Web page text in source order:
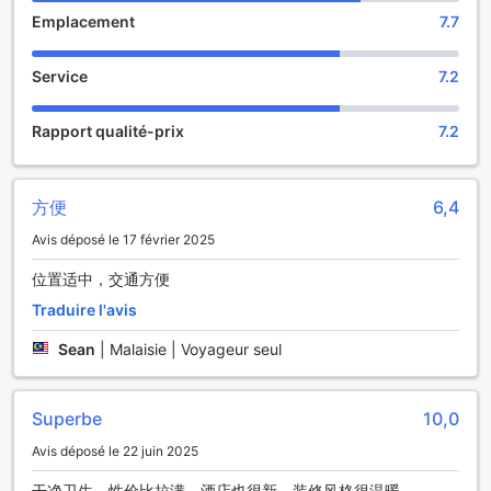
Les Installations Pratiques de l'Hôtel 7 Days Inn
Changsha Pedestrian Street Nanmenkou Metro Station
L'hôtel 7 Days Inn Changsha Pedestrian Street Nanmenkou
Metro Station se distingue par ses installations pratiques
qui assurent un séjour agréable et sans tracas. Grâce à un
service d'étage disponible 24 heures sur 24, les clients
de la journée, apportant ainsi une touche de confort et de
commodité. De plus, l'accès à un Wi-Fi gratuit dans toutes
les chambres permet aux hôtes de rester connectés, que
ce soit pour le travail ou pour partager leurs expériences
L'établissement propose également un service
d'enregistrement et de départ express, facilitant ainsi
l'arrivée et le départ des clients. Pour ceux qui souhaitent
explorer la ville sans se soucier de leurs bagages, un
service de stockage des bagages est à disposition. Les
espaces communs sont équipés d'une connexion Wi-Fi
gratuite, permettant aux visiteurs de planifier leurs
excursions et de rester informés sur les attractions locales.
Emplacement 7.7
Service 7.2
Rapport qualité-prix 7.2
方便 6,4
Avis déposé le 17 février 2025
位置适中，交通方便
Traduire l'avis
Sean Malaisie | Voyageur seul
Superbe 10,0
Avis déposé le 22 juin 2025